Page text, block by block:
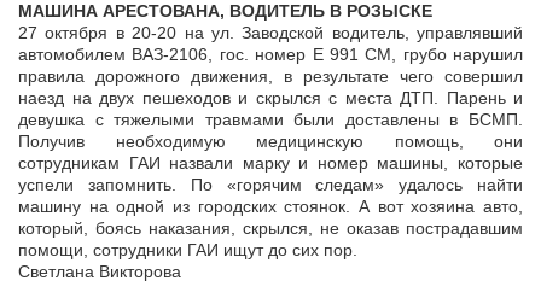
МАШИНА АРЕСТОВАНА, ВОДИТЕЛЬ В РОЗЫСКЕ
27 октября в 20-20 на ул. Заводской водитель, управлявший
автомобилем ВАЗ-2106, гос. номер Е 991 СМ, грубо нарушил
правила дорожного движения, в результате чего совершил
наезд на двух пешеходов и скрылся с места ДТП. Парень и
девушка с тяжелыми травмами были доставлены в БСМП.
Получив необходимую медицинскую помощь, они
сотрудникам ГАИ назвали марку и номер машины, которые
успели запомнить. По «горячим следам» удалось найти
машину на одной из городских стоянок. А вот хозяина авто,
который, боясь наказания, скрылся, не оказав пострадавшим
помощи, сотрудники ГАИ ищут до сих пор.
Светлана Викторова